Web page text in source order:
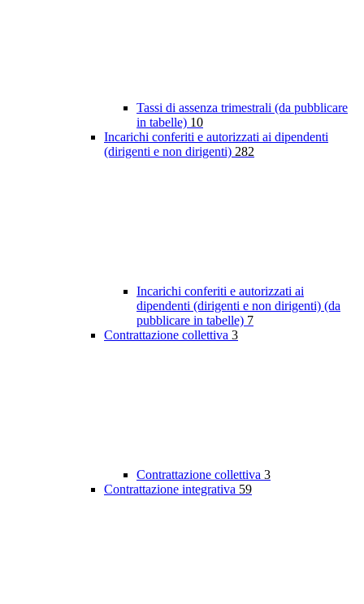
Tassi di assenza trimestrali (da pubblicare
in tabelle) 10
Incarichi conferiti e autorizzati ai dipendenti
(dirigenti e non dirigenti) 282
Incarichi conferiti e autorizzati ai
dipendenti (dirigenti e non dirigenti) (da
pubblicare in tabelle) 7
Contrattazione collettiva 3
Contrattazione collettiva 3
Contrattazione integrativa 59